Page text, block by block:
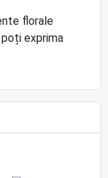
florale
exprima